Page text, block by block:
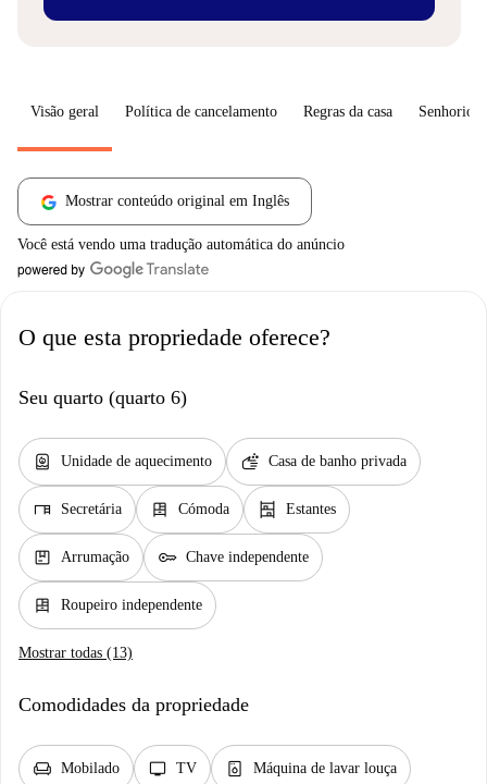
Visão geral Política de cancelamento Regras da casa Senhorio
Mostrar conteúdo original em Inglês
Você está vendo uma tradução automática do anúncio
O que esta propriedade oferece?
Seu quarto (quarto 6)
water_heater Unidade de aquecimento soap Casa de banho privada
desk Secretária dresser Cómoda shelves Estantes
package Arrumação key Chave independente
dresser Roupeiro independente
Mostrar todas (13)
Comodidades da propriedade
chair Mobilado tv TV dishwasher_gen Máquina de lavar louça